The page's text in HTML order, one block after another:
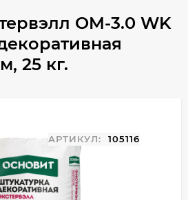
OM-3.0 WK
25 кг.
АРТИКУЛ: 105116